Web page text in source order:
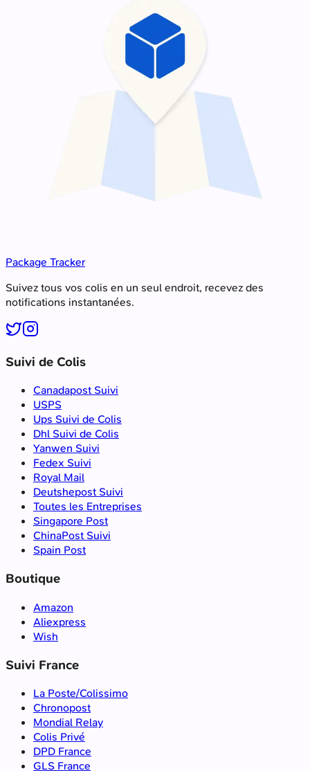
Package Tracker
Suivez tous vos colis en un seul endroit, recevez des
notifications instantanées.
Suivi de Colis
Canadapost Suivi
USPS
Ups Suivi de Colis
Dhl Suivi de Colis
Yanwen Suivi
Fedex Suivi
Royal Mail
Deutshepost Suivi
Toutes les Entreprises
Singapore Post
ChinaPost Suivi
Spain Post
Boutique
Amazon
Aliexpress
Wish
Suivi France
La Poste/Colissimo
Chronopost
Mondial Relay
Colis Privé
DPD France
GLS France